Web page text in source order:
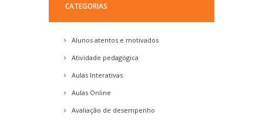
CATEGORIAS
Alunos atentos e motivados
Atividade pedagógica
Aulas Interativas
Aulas Online
Avaliação de desempenho